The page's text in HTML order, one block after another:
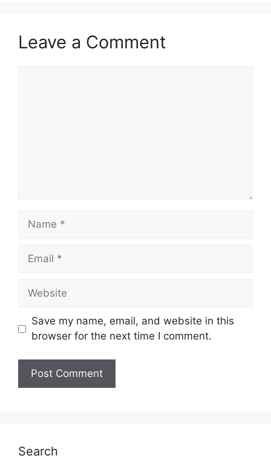
Leave a Comment
Name
Email
Website
Save my name, email, and website in this
browser for the next time I comment.
Search